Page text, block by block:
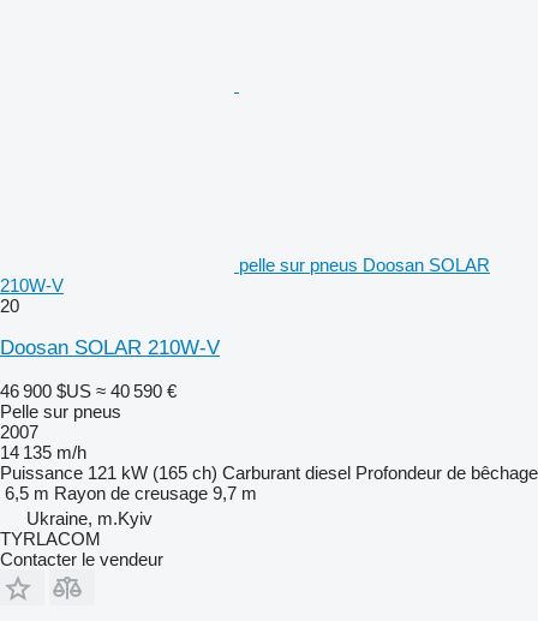
pelle sur pneus Doosan SOLAR
210W-V
20
Doosan SOLAR 210W-V
46 900 $US ≈ 40 590 €
Pelle sur pneus
2007
14 135 m/h
Puissance 121 kW (165 ch) Carburant diesel Profondeur de bêchage
6,5 m Rayon de creusage 9,7 m
Ukraine, m.Kyiv
TYRLACOM
Contacter le vendeur